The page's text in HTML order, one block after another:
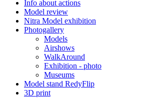
Info about actions
Model review
Nitra Model exhibition
Photogallery
Models
Airshows
WalkAround
Exhibition - photo
Museums
Model stand RedyFlip
3D print